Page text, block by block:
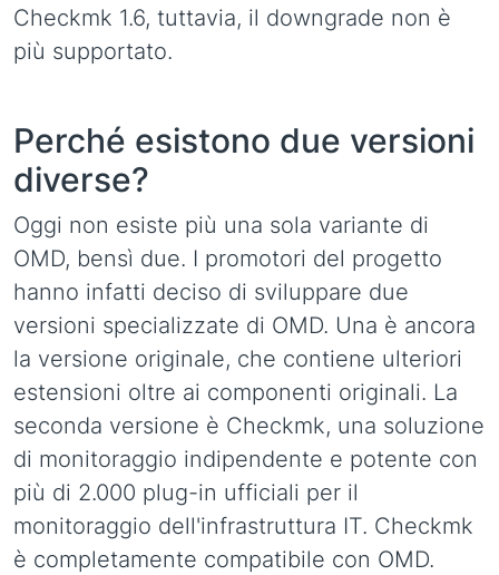
Checkmk 1.6, tuttavia, il downgrade non è
più supportato.
Perché esistono due versioni
diverse?
Oggi non esiste più una sola variante di
OMD, bensì due. I promotori del progetto
hanno infatti deciso di sviluppare due
versioni specializzate di OMD. Una è ancora
la versione originale, che contiene ulteriori
estensioni oltre ai componenti originali. La
seconda versione è Checkmk, una soluzione
di monitoraggio indipendente e potente con
più di 2.000 plug-in ufficiali per il
monitoraggio dell'infrastruttura IT. Checkmk
è completamente compatibile con OMD.